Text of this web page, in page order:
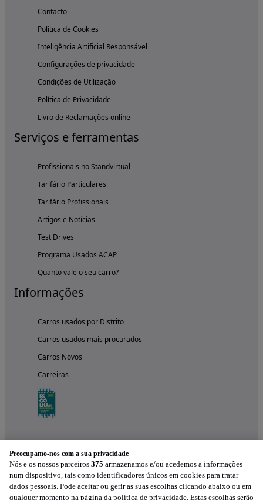
Contacto
Política de Cookies
Inteligência Artificial Responsável
Configurações de privacidade
Condições de Utilização
Política de Privacidade
Livro de Reclamações online
Serviços e ferramentas
Profissionais no Standvirtual
Tarifário Particulares
Tarifário Profissionais
Artigos e Notícias
Test Drives
Programa Usados ACAP
Quanto vale o seu carro?
Informações
Carros usados por Distrito
Carros usados mais procurados
Carros Novos
Carreiras
Preocupamo-nos com a sua privacidade
Nós e os nossos parceiros 375 armazenamos e/ou acedemos a informações
num dispositivo, tais como identificadores únicos em cookies para tratar
dados pessoais. Pode aceitar ou gerir as suas escolhas clicando abaixo ou em
qualquer momento na página da política de privacidade. Estas escolhas serão